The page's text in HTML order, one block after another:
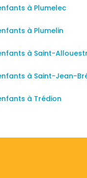
à Plumelec
à Plumelin
à Saint-
à Saint-Jean-
à Trédion